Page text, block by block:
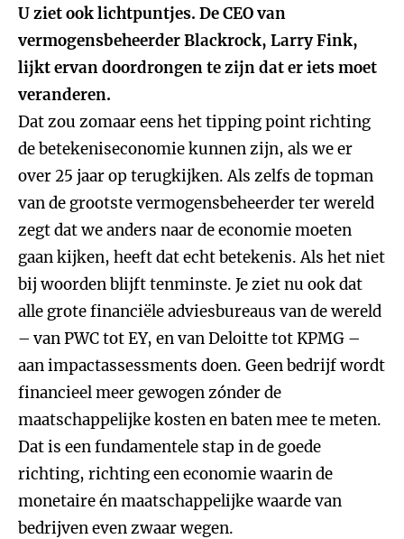
U ziet ook lichtpuntjes. De CEO van
vermogensbeheerder Blackrock, Larry Fink,
lijkt ervan doordrongen te zijn dat er iets moet
veranderen.
Dat zou zomaar eens het tipping point richting
de betekeniseconomie kunnen zijn, als we er
over 25 jaar op terugkijken. Als zelfs de topman
van de grootste vermogensbeheerder ter wereld
zegt dat we anders naar de economie moeten
gaan kijken, heeft dat echt betekenis. Als het niet
bij woorden blijft tenminste. Je ziet nu ook dat
alle grote financiële adviesbureaus van de wereld
– van PWC tot EY, en van Deloitte tot KPMG –
aan impactassessments doen. Geen bedrijf wordt
financieel meer gewogen zónder de
maatschappelijke kosten en baten mee te meten.
Dat is een fundamentele stap in de goede
richting, richting een economie waarin de
monetaire én maatschappelijke waarde van
bedrijven even zwaar wegen.